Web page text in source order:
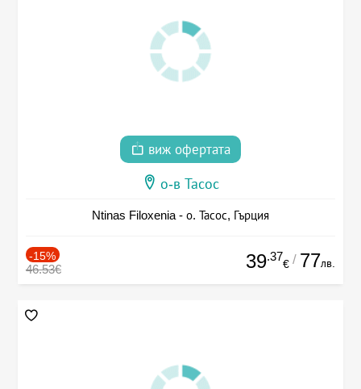
виж офертата
о-в Тасос
Ntinas Filoxenia - о. Тасос, Гърция
-15%
46.53€ 39.37
€ / 77лв.